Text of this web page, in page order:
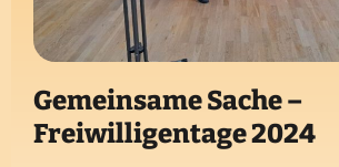
Gemeinsame Sache –
Freiwilligentage 2024